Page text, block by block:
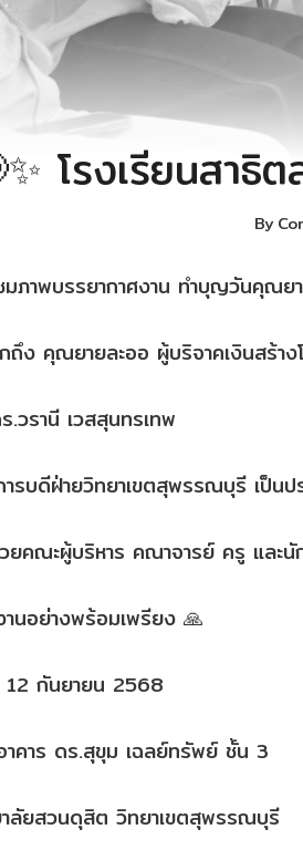
โรงเรียนสาธิ
By
ภาพบรรยากาศงาน ทำบุญวันคุณย
ถึง คุณยายละออ ผู้บริจาคเงินสร้า
.วรานี เวสสุนทรเทพ
รบดีฝ่ายวิทยาเขตสุพรรณบุรี เป็นป
คณะผู้บริหาร คณาจารย์ ครู และนั
านอย่างพร้อมเพรียง 🙏
12 กันยายน 2568
าคาร ดร.สุขุม เฉลย์ทรัพย์ ชั้น 3
ลัยสวนดุสิต วิทยาเขตสุพรรณบุรี